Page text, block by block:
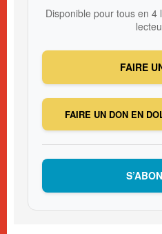
Disponible pour tous en
FAIRE
FAIRE UN DON EN